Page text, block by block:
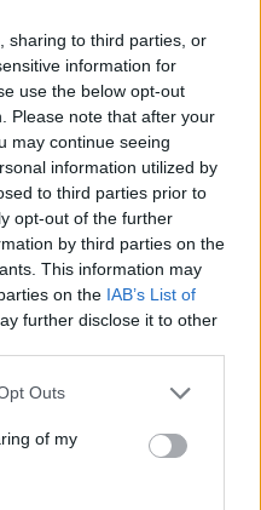
sharing to third parties, or
information for
use the below opt-out
Please note that after your
may continue seeing
information utilized by
to third parties prior to
opt-out of the further
by third parties on the
This information may
on the IAB’s List of
further disclose it to other
Outs
of my
Próximo artigo
Anadia acolhe Encontro
Nacional das CPCJ
reunindo cerca de 600
participantes
MAIS DO AUTOR